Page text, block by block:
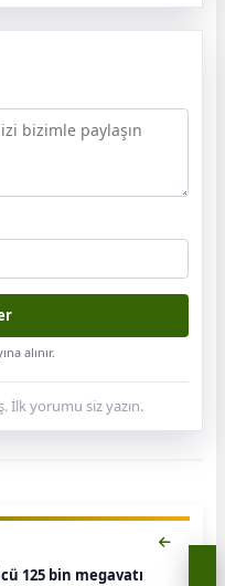
alınır.
İlk yorumu siz yazın.
125 bin megavatı